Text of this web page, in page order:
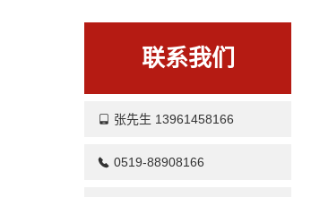
联系我们
张先生 13961458166
0519-88908166